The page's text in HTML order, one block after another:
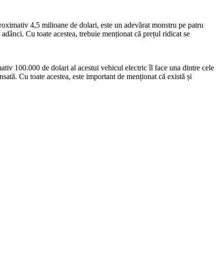
4,5 milioane de dolari, este un adevărat monstru pe patru
Cu toate acestea, trebuie menționat că prețul ridicat se
100.000 de dolari al acestui vehicul electric îl face una dintre cele
Cu toate acestea, este important de menționat că există și